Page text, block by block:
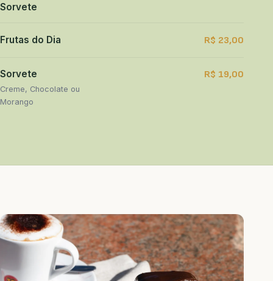
Sorvete
Frutas do Dia R$ 23,00
Sorvete
Creme, Chocolate ou
Morango
R$ 19,00